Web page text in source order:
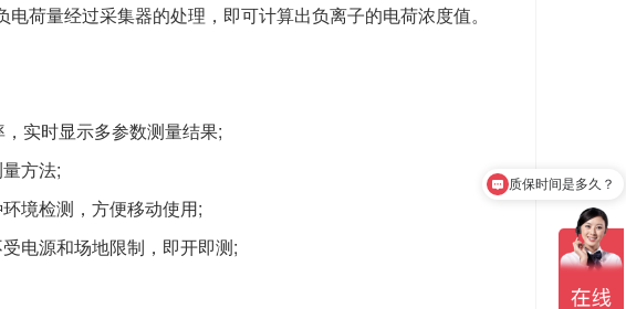
荷量经过采集器的处理，即可计算出负离子的电荷浓度值。
实时显示多参数测量结果;
方法;
境检测，方便移动使用;
电源和场地限制，即开即测;
产品有检测证书吗？
质保时间是多久？